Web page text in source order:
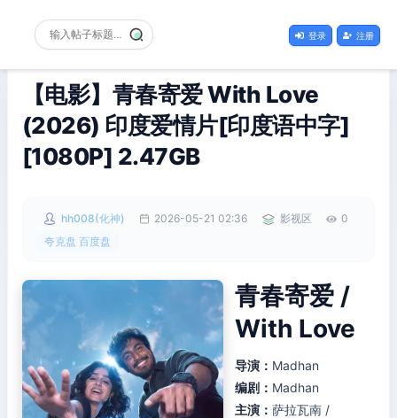
登录 注册
【电影】青春寄爱 With Love
(2026) 印度爱情片[印度语中字]
[1080P] 2.47GB
hh008(化神) 2026-05-21 02:36 影视区
0
夸克盘 百度盘
青春寄爱 /
With Love
导演： Madhan
编剧： Madhan
主演： 萨拉瓦南 /